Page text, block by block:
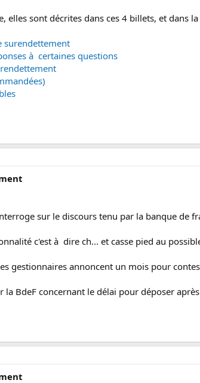
elles sont décrites dans ces 4 billets, et dans
surendettement
à certaines questions
sur le discours tenu par la banque de
c'est à dire ch... et casse pied au
gestionnaires annoncent un mois pour
BdeF concernant le délai pour déposer